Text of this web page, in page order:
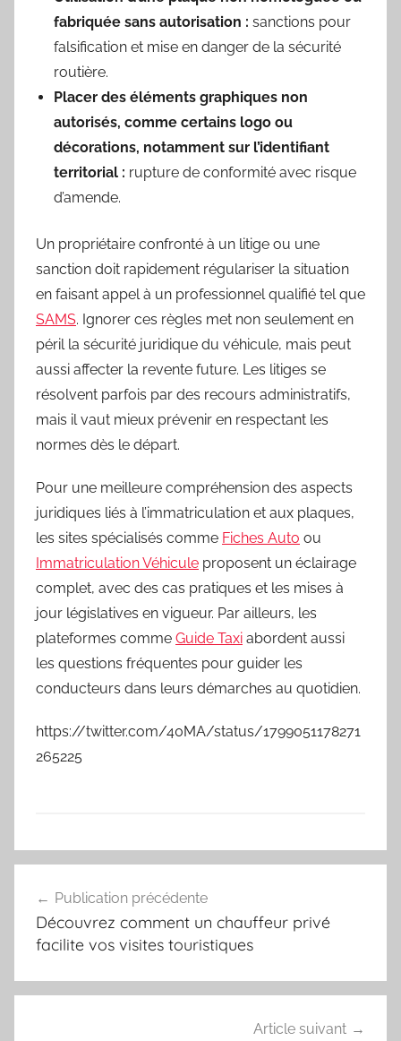
fabriquée sans autorisation : sanctions pour
falsification et mise en danger de la sécurité
routière.
Placer des éléments graphiques non
autorisés, comme certains logo ou
décorations, notamment sur l’identifiant
territorial : rupture de conformité avec risque
d’amende.
Un propriétaire confronté à un litige ou une
sanction doit rapidement régulariser la situation
en faisant appel à un professionnel qualifié tel que
SAMS. Ignorer ces règles met non seulement en
péril la sécurité juridique du véhicule, mais peut
aussi affecter la revente future. Les litiges se
résolvent parfois par des recours administratifs,
mais il vaut mieux prévenir en respectant les
normes dès le départ.
Pour une meilleure compréhension des aspects
juridiques liés à l’immatriculation et aux plaques,
les sites spécialisés comme Fiches Auto ou
Immatriculation Véhicule proposent un éclairage
complet, avec des cas pratiques et les mises à
jour législatives en vigueur. Par ailleurs, les
plateformes comme Guide Taxi abordent aussi
les questions fréquentes pour guider les
conducteurs dans leurs démarches au quotidien.
https://twitter.com/40MA/status/1799051178271
265225
de
l’article
Publication précédente
Découvrez comment un chauffeur privé
facilite vos visites touristiques
Article suivant